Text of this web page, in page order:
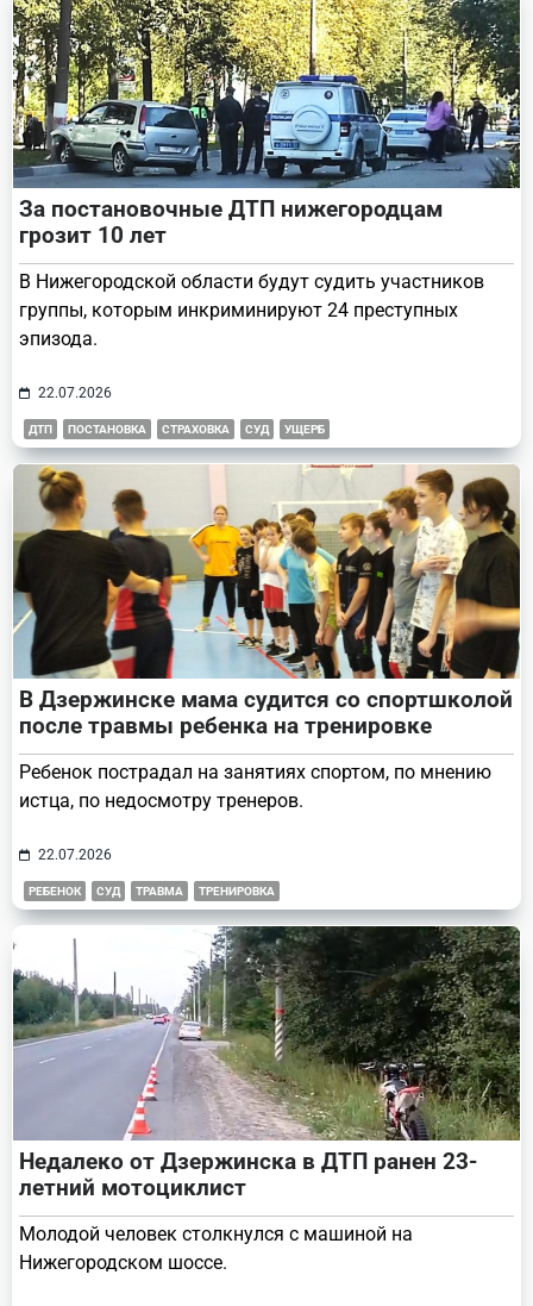
За постановочные ДТП нижегородцам
грозит 10 лет
В Нижегородской области будут судить участников
группы, которым инкриминируют 24 преступных
эпизода.
22.07.2026
ДТП ПОСТАНОВКА СТРАХОВКА СУД УЩЕРБ
В Дзержинске мама судится со спортшколой
после травмы ребенка на тренировке
Ребенок пострадал на занятиях спортом, по мнению
истца, по недосмотру тренеров.
22.07.2026
РЕБЕНОК СУД ТРАВМА ТРЕНИРОВКА
Недалеко от Дзержинска в ДТП ранен 23-
летний мотоциклист
Молодой человек столкнулся с машиной на
Нижегородском шоссе.